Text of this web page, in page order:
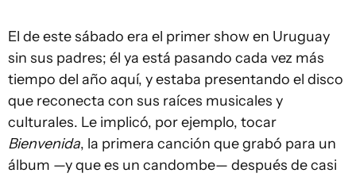
El de este sábado era el primer show en Uruguay
sin sus padres; él ya está pasando cada vez más
tiempo del año aquí, y estaba presentando el disco
que reconecta con sus raíces musicales y
culturales. Le implicó, por ejemplo, tocar
Bienvenida, la primera canción que grabó para un
álbum —y que es un candombe— después de casi